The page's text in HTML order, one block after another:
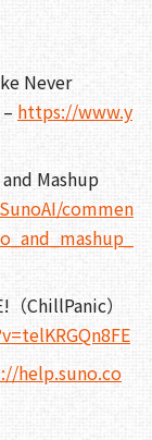
Never
https://www.y
Mashup
commen
ChillPanic）
help.suno.co